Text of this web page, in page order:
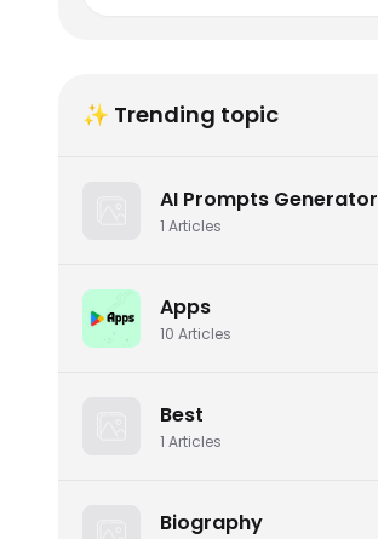
✨ Trending topic
AI Prompts Generator
1 Articles
Apps
10 Articles
Best
1 Articles
Biography